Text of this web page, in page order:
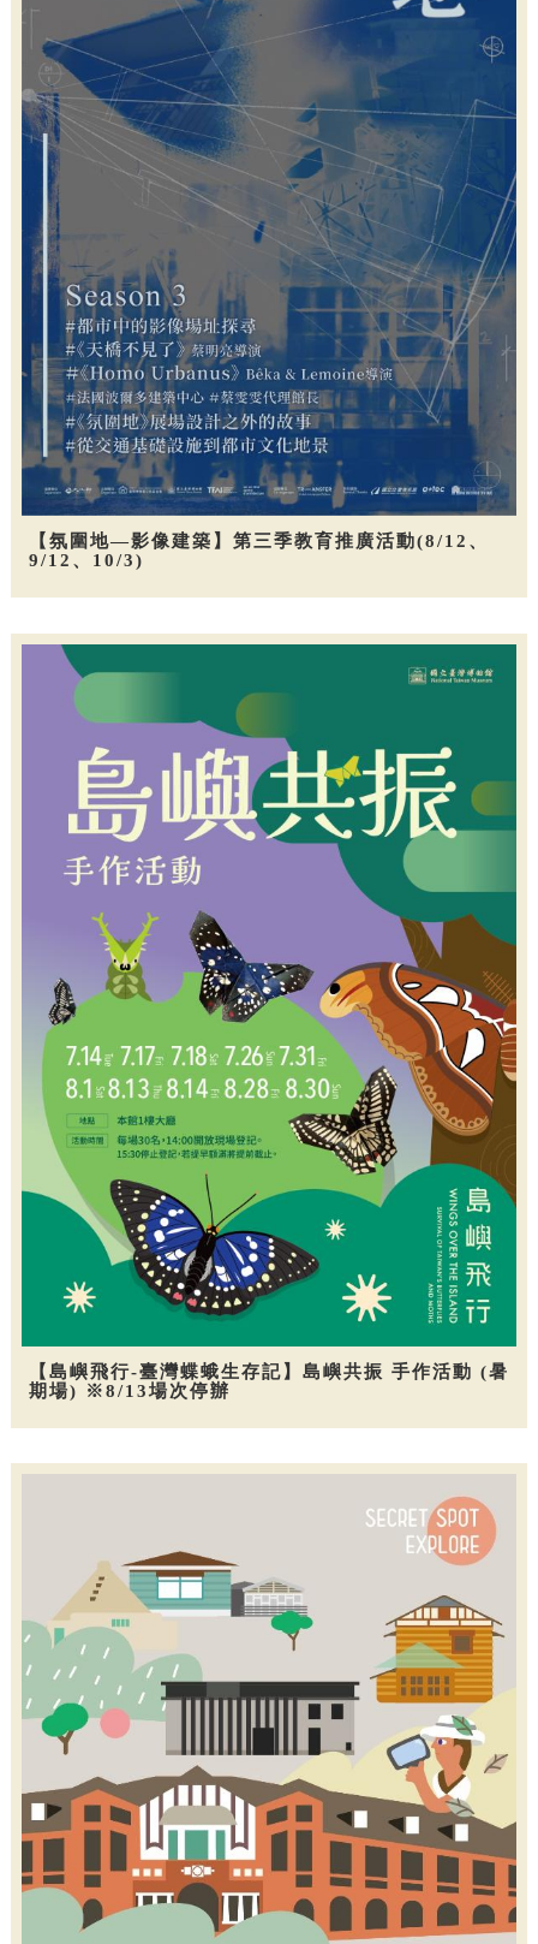
【氛圍地—影像建築】第三季教育推廣活動(8/12、
9/12、10/3)
【島嶼飛行-臺灣蝶蛾生存記】島嶼共振 手作活動 (暑
期場) ※8/13場次停辦